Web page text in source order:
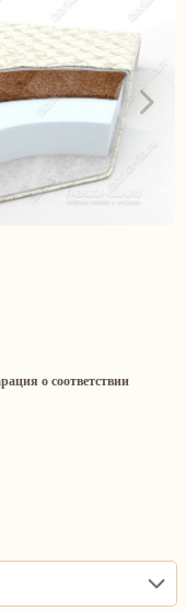
о соответствии